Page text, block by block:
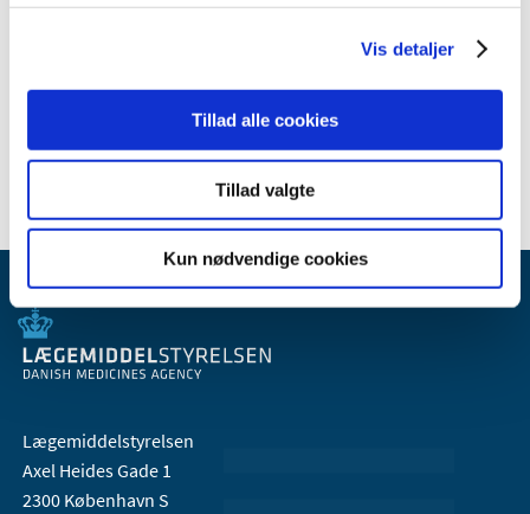
Vis detaljer
Tillad alle cookies
Tillad valgte
Kun nødvendige cookies
2009 (14)
2005 (2)
Lægemiddelstyrelsen
Axel Heides Gade 1
2300 København S